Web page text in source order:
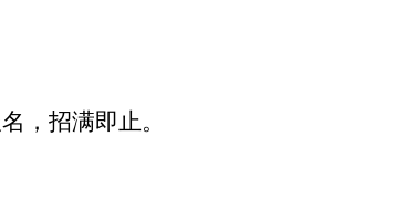
， 招满即止。